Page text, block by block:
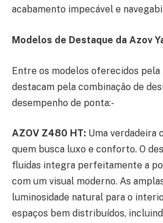
acabamento impecável e
Modelos de Destaque da Azov
Entre os modelos oferecidos pela
destacam pela combinação de
desempenho de ponta:-
AZOV Z480 HT: Uma verdadeira
quem busca luxo e conforto. O
fluidas integra perfeitamente a
com um visual moderno. As
luminosidade natural para o
espaços bem distribuídos,